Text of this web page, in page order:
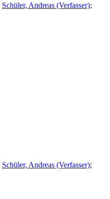
Schüler, Andreas (Verfasser);
Schüler, Andreas (Verfasser);